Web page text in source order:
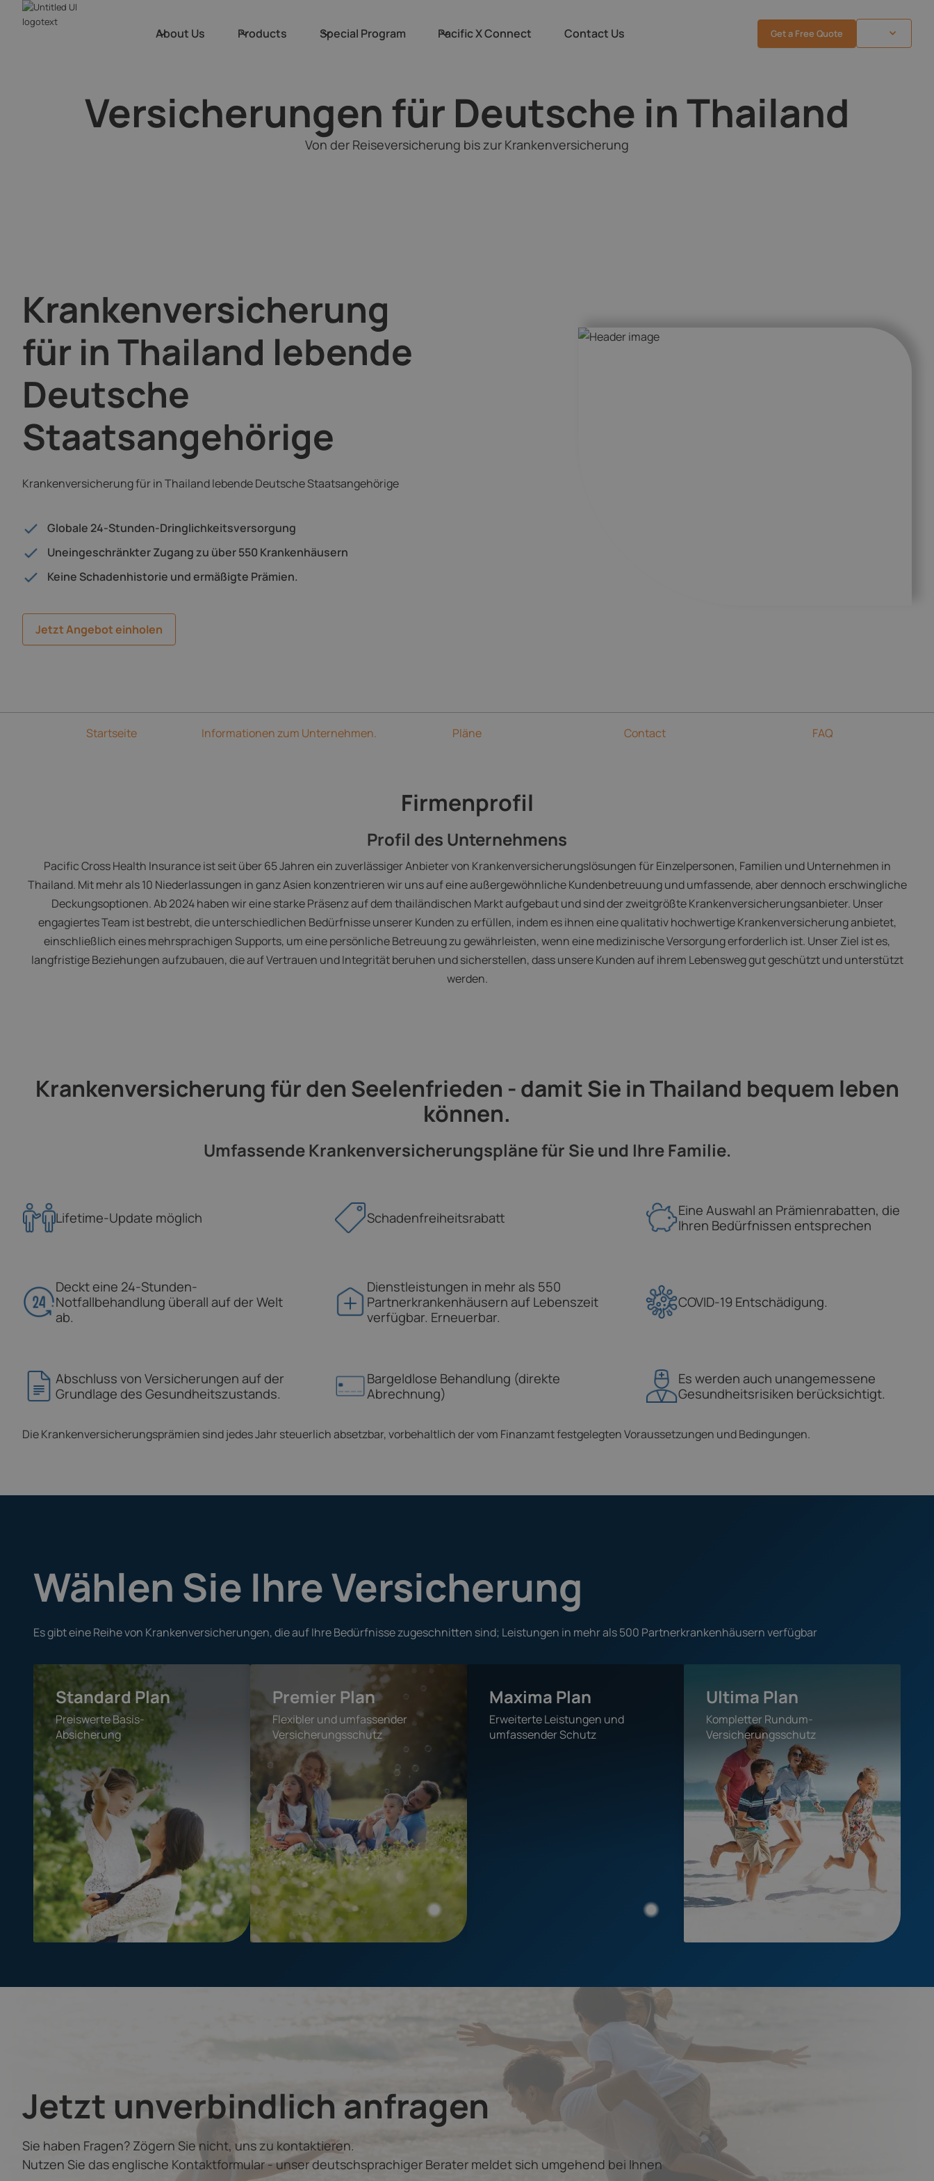
About Us Products Special Program Pacific X Connect Contact Us Get a Free Quote
Versicherungen für Deutsche in Thailand
Von der Reiseversicherung bis zur Krankenversicherung
Krankenversicherung
für in Thailand lebende
Deutsche
Staatsangehörige
Krankenversicherung für in Thailand lebende Deutsche Staatsangehörige
Globale 24-Stunden-Dringlichkeitsversorgung
Uneingeschränkter Zugang zu über 550 Krankenhäusern
Keine Schadenhistorie und ermäßigte Prämien.
Jetzt Angebot einholen
Startseite Informationen zum Unternehmen. Pläne Contact FAQ
Firmenprofil
Profil des Unternehmens
Pacific Cross Health Insurance ist seit über 65 Jahren ein zuverlässiger Anbieter von Krankenversicherungslösungen für Einzelpersonen, Familien und Unternehmen in
Thailand. Mit mehr als 10 Niederlassungen in ganz Asien konzentrieren wir uns auf eine außergewöhnliche Kundenbetreuung und umfassende, aber dennoch erschwingliche
Deckungsoptionen. Ab 2024 haben wir eine starke Präsenz auf dem thailändischen Markt aufgebaut und sind der zweitgrößte Krankenversicherungsanbieter. Unser
engagiertes Team ist bestrebt, die unterschiedlichen Bedürfnisse unserer Kunden zu erfüllen, indem es ihnen eine qualitativ hochwertige Krankenversicherung anbietet,
einschließlich eines mehrsprachigen Supports, um eine persönliche Betreuung zu gewährleisten, wenn eine medizinische Versorgung erforderlich ist. Unser Ziel ist es,
langfristige Beziehungen aufzubauen, die auf Vertrauen und Integrität beruhen und sicherstellen, dass unsere Kunden auf ihrem Lebensweg gut geschützt und unterstützt
werden.
Krankenversicherung für den Seelenfrieden - damit Sie in Thailand bequem leben
können.
Umfassende Krankenversicherungspläne für Sie und Ihre Familie.
Lifetime-Update möglich Schadenfreiheitsrabatt
Eine Auswahl an Prämienrabatten, die
Ihren Bedürfnissen entsprechen
Deckt eine 24-Stunden-
Notfallbehandlung überall auf der Welt
ab.
Dienstleistungen in mehr als 550
Partnerkrankenhäusern auf Lebenszeit
verfügbar. Erneuerbar.
COVID-19 Entschädigung.
Abschluss von Versicherungen auf der
Grundlage des Gesundheitszustands.
Bargeldlose Behandlung (direkte
Abrechnung)
Es werden auch unangemessene
Gesundheitsrisiken berücksichtigt.
Die Krankenversicherungsprämien sind jedes Jahr steuerlich absetzbar, vorbehaltlich der vom Finanzamt festgelegten Voraussetzungen und Bedingungen.
Wählen Sie Ihre Versicherung
Es gibt eine Reihe von Krankenversicherungen, die auf Ihre Bedürfnisse zugeschnitten sind; Leistungen in mehr als 500 Partnerkrankenhäusern verfügbar
Standard Plan
Preiswerte Basis-
Absicherung
Premier Plan
Flexibler und umfassender
Versicherungsschutz
Maxima Plan
Erweiterte Leistungen und
umfassender Schutz
Ultima Plan
Kompletter Rundum-
Versicherungsschutz
Jetzt unverbindlich anfragen
Sie haben Fragen? Zögern Sie nicht, uns zu kontaktieren.
Nutzen Sie das englische Kontaktformular - unser deutschsprachiger Berater meldet sich umgehend bei Ihnen